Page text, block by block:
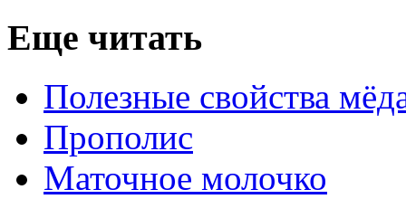
Еще читать
Полезные свойства
Прополис
Маточное молочко